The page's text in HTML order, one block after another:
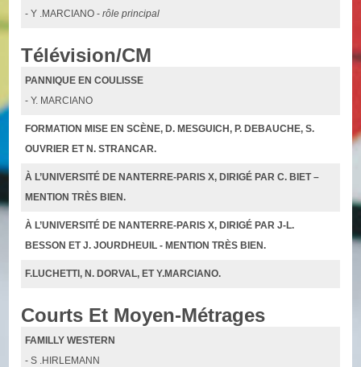
- Y .MARCIANO -rôle principal
Télévision/CM
PANNIQUE EN COULISSE
- Y. MARCIANO
FORMATION MISE EN SCÈNE, D. MESGUICH, P. DEBAUCHE, S.
OUVRIER ET N. STRANCAR.
À L’UNIVERSITÉ DE NANTERRE-PARIS X, DIRIGÉ PAR C. BIET –
MENTION TRÈS BIEN.
À L’UNIVERSITÉ DE NANTERRE-PARIS X, DIRIGÉ PAR J-L.
BESSON ET J. JOURDHEUIL - MENTION TRÈS BIEN.
F.LUCHETTI, N. DORVAL, ET Y.MARCIANO.
Courts Et Moyen-Métrages
FAMILLY WESTERN
- S .HIRLEMANN